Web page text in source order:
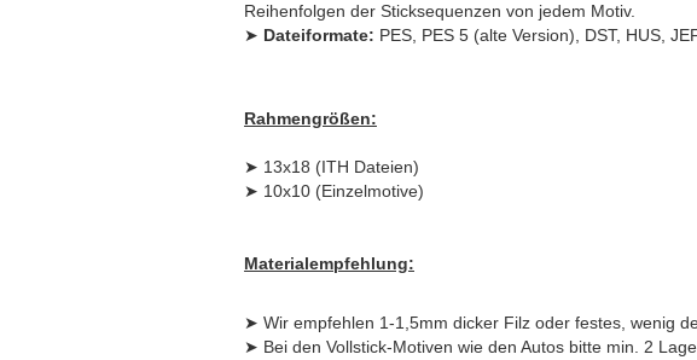
Reihenfolgen der Sticksequenzen von jedem Motiv.
➤ Dateiformate: PES, PES 5 (alte Version), DST, HUS,
Rahmengrößen:
➤ 13x18 (ITH Dateien)
➤ 10x10 (Einzelmotive)
Materialempfehlung:
➤ Wir empfehlen 1-1,5mm dicker Filz oder festes, wenig
➤ Bei den Vollstick-Motiven wie den Autos bitte min. 2